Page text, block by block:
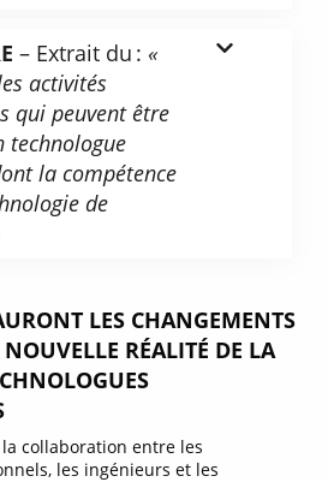
– Extrait du :«
activités
qui peuvent être
technologue
la compétence
de
LES CHANGEMENTS
RÉALITÉ DE LA
la collaboration entre les
les ingénieurs et les